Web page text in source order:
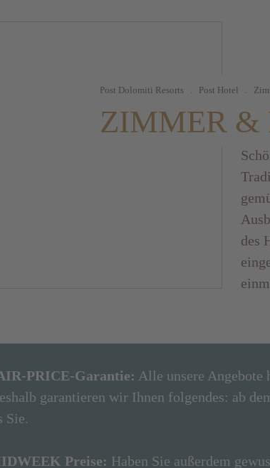
Post Dolomiti Resorts Post Hotel
ZIMMER &
des
PRICE-Garantie: Alle unsere Angebote
garantieren wir Ihnen folgendes: ab
Sie.
Preise: Haben Sie außerdem